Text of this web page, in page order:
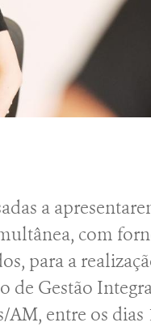
a
com
para a
de Gestão
entre os dias